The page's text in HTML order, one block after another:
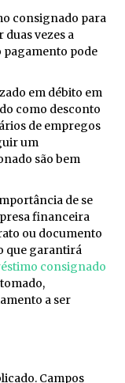
consignado para
vezes a
pagamento pode
em débito em
como desconto
de empregos
um
são bem
de se
financeira
ou documento
que garantirá
consignado
a ser
Campos